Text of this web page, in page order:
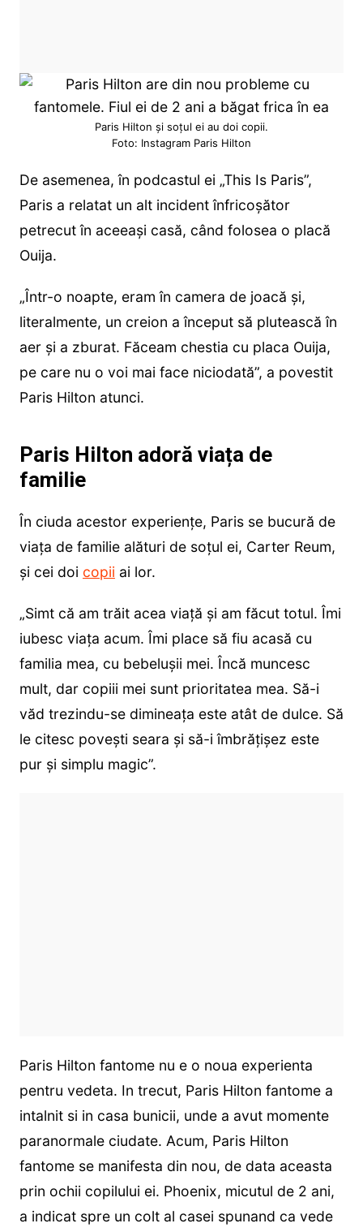
Paris Hilton și soțul ei au doi copii.
Foto: Instagram Paris Hilton
De asemenea, în podcastul ei „This Is Paris”,
Paris a relatat un alt incident înfricoșător
petrecut în aceeași casă, când folosea o placă
Ouija.
„Într-o noapte, eram în camera de joacă și,
literalmente, un creion a început să plutească în
aer și a zburat. Făceam chestia cu placa Ouija,
pe care nu o voi mai face niciodată”, a povestit
Paris Hilton atunci.
Paris Hilton adoră viața de
familie
În ciuda acestor experiențe, Paris se bucură de
viața de familie alături de soțul ei, Carter Reum,
și cei doi copii ai lor.
„Simt că am trăit acea viață și am făcut totul. Îmi
iubesc viața acum. Îmi place să fiu acasă cu
familia mea, cu bebelușii mei. Încă muncesc
mult, dar copiii mei sunt prioritatea mea. Să-i
văd trezindu-se dimineața este atât de dulce. Să
le citesc povești seara și să-i îmbrățișez este
pur și simplu magic”.
Paris Hilton fantome nu e o noua experienta
pentru vedeta. In trecut, Paris Hilton fantome a
intalnit si in casa bunicii, unde a avut momente
paranormale ciudate. Acum, Paris Hilton
fantome se manifesta din nou, de data aceasta
prin ochii copilului ei. Phoenix, micutul de 2 ani,
a indicat spre un colt al casei spunand ca vede